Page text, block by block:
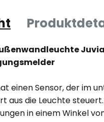
einen Sensor, der im
aus die Leuchte
in einem Winkel